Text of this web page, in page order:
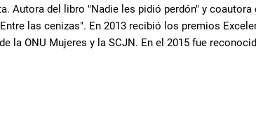
Autora del libro "Nadie les pidió perdón" y
las cenizas". En 2013 recibió los premios
la ONU Mujeres y la SCJN. En el 2015 fue